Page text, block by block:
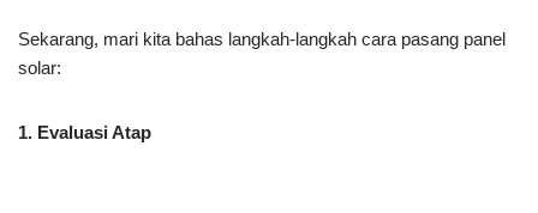
Sekarang, mari kita bahas langkah-langkah cara pasang panel
solar:
1. Evaluasi Atap